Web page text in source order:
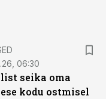
06:30
seika oma
kodu ostmisel